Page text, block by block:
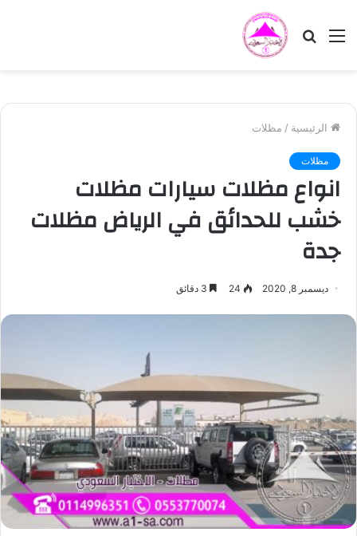
القائمة بحث
الرئيسية / مظلات
مظلات
انواع مظلات سيارات مظلات
خشب للحدائق في الرياض مظلات
جدة
ديسمبر 8, 2020 24